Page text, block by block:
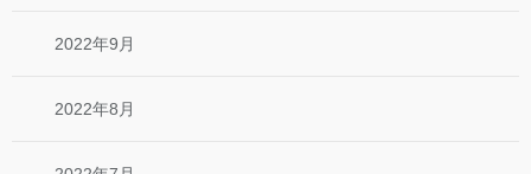
2022年9月
2022年8月